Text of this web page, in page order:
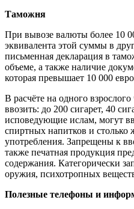
Таможня
При вывозе валюты более 10
эквивалента этой суммы в
письменная декларация в
объеме, а также наличие
которая превышает 10 000
В расчёте на одного
ввозить: до 200 сигарет, 40
исповедующие ислам, могут
спиртных напитков и столько
употребления. Запрещены к
также печатная продукция
содержания. Категорически
оружия, психотропных
Полезные телефоны и